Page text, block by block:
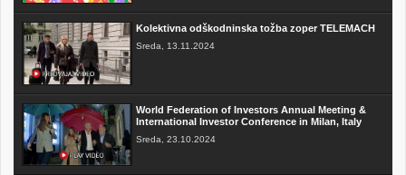
Kolektivna odškodninska tožba zoper TELEMACH
Sreda, 13.11.2024
World Federation of Investors Annual Meeting &
International Investor Conference in Milan, Italy
Sreda, 23.10.2024